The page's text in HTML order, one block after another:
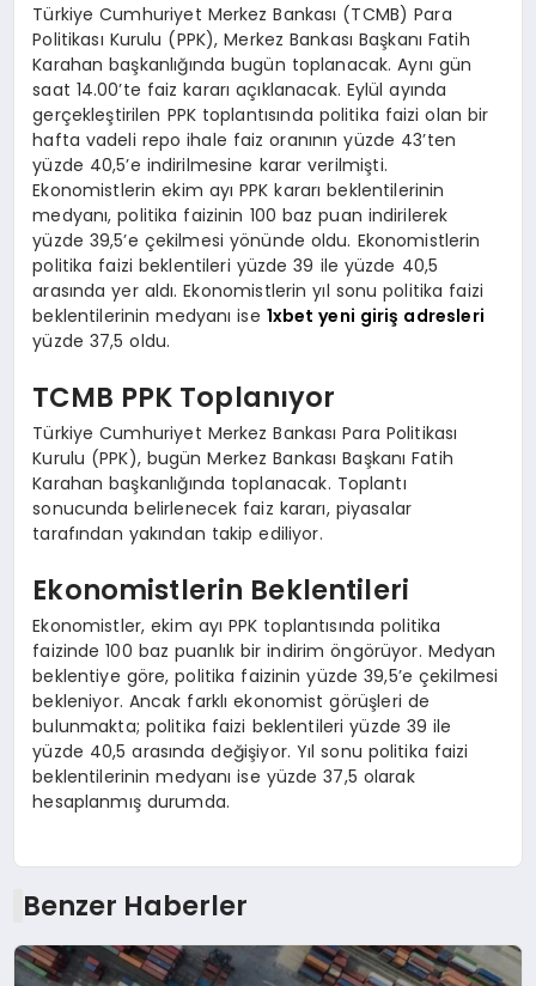
Türkiye Cumhuriyet Merkez Bankası (TCMB) Para
Politikası Kurulu (PPK), Merkez Bankası Başkanı Fatih
Karahan başkanlığında bugün toplanacak. Aynı gün
saat 14.00’te faiz kararı açıklanacak. Eylül ayında
gerçekleştirilen PPK toplantısında politika faizi olan bir
hafta vadeli repo ihale faiz oranının yüzde 43’ten
yüzde 40,5’e indirilmesine karar verilmişti.
Ekonomistlerin ekim ayı PPK kararı beklentilerinin
medyanı, politika faizinin 100 baz puan indirilerek
yüzde 39,5’e çekilmesi yönünde oldu. Ekonomistlerin
politika faizi beklentileri yüzde 39 ile yüzde 40,5
arasında yer aldı. Ekonomistlerin yıl sonu politika faizi
beklentilerinin medyanı ise 1xbet yeni giriş adresleri
yüzde 37,5 oldu.
TCMB PPK Toplanıyor
Türkiye Cumhuriyet Merkez Bankası Para Politikası
Kurulu (PPK), bugün Merkez Bankası Başkanı Fatih
Karahan başkanlığında toplanacak. Toplantı
sonucunda belirlenecek faiz kararı, piyasalar
tarafından yakından takip ediliyor.
Ekonomistlerin Beklentileri
Ekonomistler, ekim ayı PPK toplantısında politika
faizinde 100 baz puanlık bir indirim öngörüyor. Medyan
beklentiye göre, politika faizinin yüzde 39,5’e çekilmesi
bekleniyor. Ancak farklı ekonomist görüşleri de
bulunmakta; politika faizi beklentileri yüzde 39 ile
yüzde 40,5 arasında değişiyor. Yıl sonu politika faizi
beklentilerinin medyanı ise yüzde 37,5 olarak
hesaplanmış durumda.
Benzer Haberler